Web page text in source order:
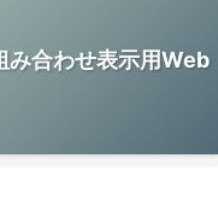
み合わせ表示用Web